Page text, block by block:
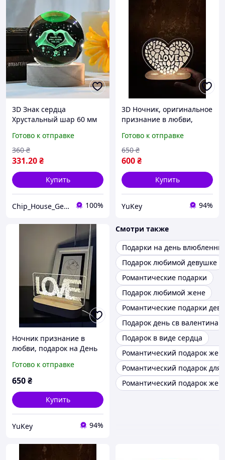
3D Знак сердца
Хрустальный шар 60 мм
Благодарственные
подарки Поощряющий
подарок Рождество День
Готово к отправке
331.20₴
360 ₴
Купить
Chip_House_Germany 100%
3D Ночник, оригинальное
признание в любви,
Валентина
Готово к отправке
600₴
650 ₴
Купить
YuKey 94%
Ночник признание в
любви, подарок на День
Love, подарок любимой
Готово к отправке
650₴
Купить
YuKey 94%
Смотри также
Подарки на день
Подарок любимой девушке
Романтические подарки
Подарок любимой жене
Романтические подарки
Подарок день св валентина
Подарок в виде сердца
Романтический подарок
Романтический подарок
Романтический подарок